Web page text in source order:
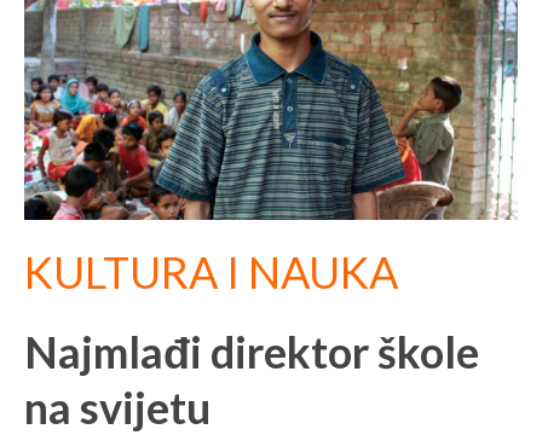
KULTURA I NAUKA
Najmlađi direktor škole
na svijetu